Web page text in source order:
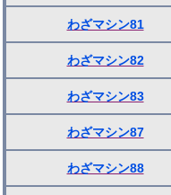
わざマシン81
わざマシン82
わざマシン83
わざマシン87
わざマシン88